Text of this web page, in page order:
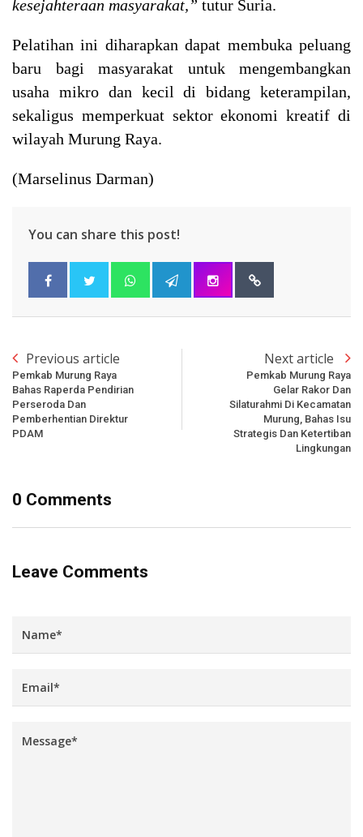
kesejahteraan masyarakat,” tutur Suria.
Pelatihan ini diharapkan dapat membuka peluang
baru bagi masyarakat untuk mengembangkan
usaha mikro dan kecil di bidang keterampilan,
sekaligus memperkuat sektor ekonomi kreatif di
wilayah Murung Raya.
(Marselinus Darman)
You can share this post!
Previous article
Pemkab Murung Raya
Bahas Raperda Pendirian
Perseroda Dan
Pemberhentian Direktur
PDAM
Next article
Pemkab Murung Raya
Gelar Rakor Dan
Silaturahmi Di Kecamatan
Murung, Bahas Isu
Strategis Dan Ketertiban
Lingkungan
0 Comments
Leave Comments